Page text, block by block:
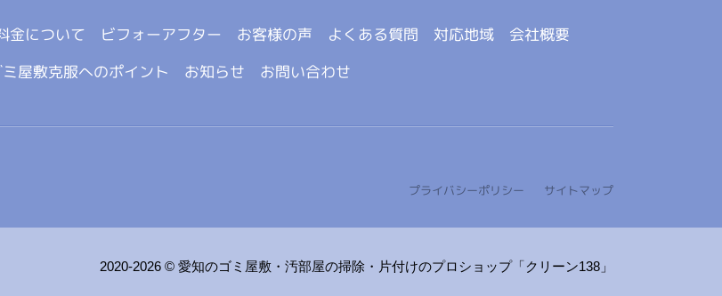
金について ビフォーアフター お客様の声 よくある質問 対応地域
会社概要
屋敷克服へのポイント
お知らせ お問い合わせ
プライバシーポリシー サイトマップ
2020-2026 © 愛知のゴミ屋敷・汚部屋の掃除・片付けのプロショップ「クリーン138」